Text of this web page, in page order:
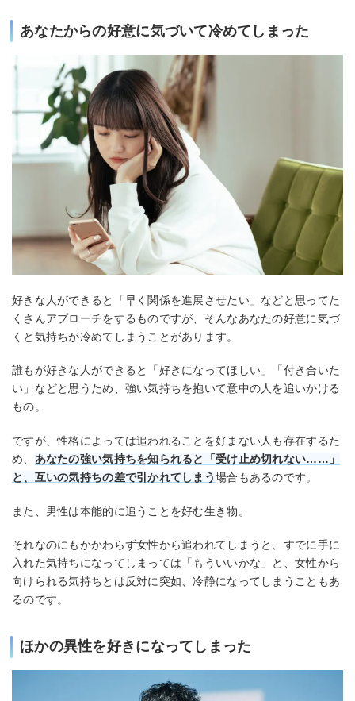
あなたからの好意に気づいて冷めてしまった
好きな人ができると「早く関係を進展させたい」などと思ってた
くさんアプローチをするものですが、そんなあなたの好意に気づ
くと気持ちが冷めてしまうことがあります。
誰もが好きな人ができると「好きになってほしい」「付き合いた
い」などと思うため、強い気持ちを抱いて意中の人を追いかける
もの。
ですが、性格によっては追われることを好まない人も存在するた
め、 あなたの強い気持ちを知られると「受け止め切れない……」
と、互いの気持ちの差で引かれてしまう場合もあるのです。
また、男性は本能的に追うことを好む生き物。
それなのにもかかわらず女性から追われてしまうと、すでに手に
入れた気持ちになってしまっては「もういいかな」と、女性から
向けられる気持ちとは反対に突如、冷静になってしまうこともあ
るのです。
ほかの異性を好きになってしまった